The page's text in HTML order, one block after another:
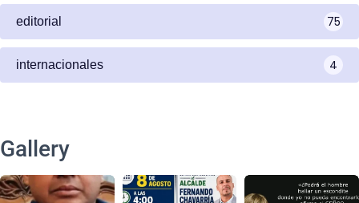
editorial 75
internacionales 4
Gallery